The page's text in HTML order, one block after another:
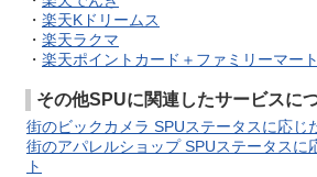
・ 楽天Kドリームス
・ 楽天ラクマ
・ 楽天ポイントカード＋ファミリーマート
その他SPUに関連したサービスに
街のビックカメラ SPUステータスに応じ
街のアパレルショップ SPUステータスに
ト